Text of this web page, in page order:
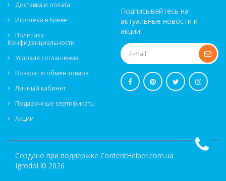
Доставка и оплата
Игротеки в Киеве
Политика
Конфиденциальности
Условия соглашения
Возврат и обмен товара
Личный кабинет
Подарочные сертификаты
Акции
Подписывайтесь на
актуальные новости и
акции!
Создано при поддержке ContentHelper.com.ua
Igrodol © 2026